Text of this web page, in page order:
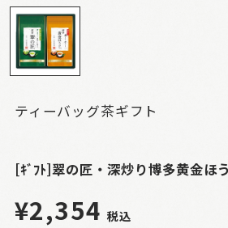
ティーバッグ茶ギフト
[ｷﾞﾌﾄ]翠の匠・深炒り博多黄金ほ
¥2,354 税込